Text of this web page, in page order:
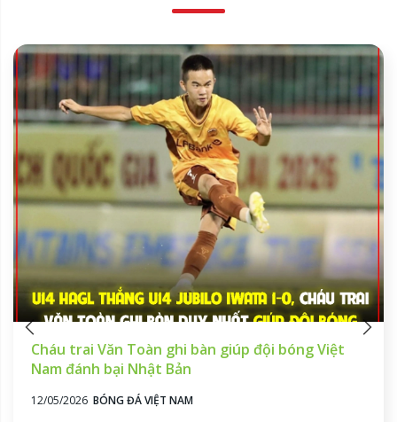
Cháu trai Văn Toàn ghi bàn giúp đội bóng Việt
Nam đánh bại Nhật Bản
12/05/2026 BÓNG ĐÁ VIỆT NAM